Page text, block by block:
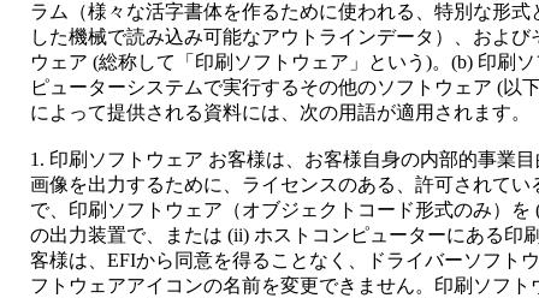
ラム（様々な活字書体を作るために使われる、特別な形
した機械で読み込み可能なアウトラインデータ）、およ
ウェア (総称して「印刷ソフトウェア」という)。(b) 印刷
ピューターシステムで実行するその他のソフトウェア (以
によって提供される資料には、次の用語が適用されます。
1. 印刷ソフトウェア お客様は、お客様自身の内部的事業
画像を出力するために、ライセンスのある、許可されて
で、印刷ソフトウェア（オブジェクトコード形式のみ）
の出力装置で、または (ii) ホストコンピューターにある印
客様は、EFIから同意を得ることなく、ドライバーソフト
フトウェアアイコンの名前を変更できません。印刷ソフ